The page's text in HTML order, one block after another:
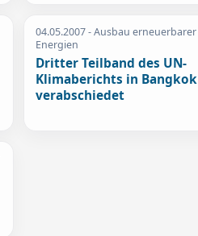
04.05.2007- Ausbau erneuerbarer
Energien
Dritter Teilband des UN-
Klimaberichts in Bangkok
verabschiedet